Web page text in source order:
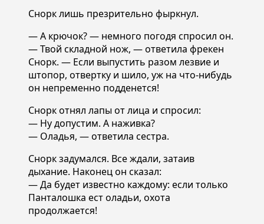
Снорк лишь презрительно фыркнул.
— А крючок? — немного погодя спросил он.
— Твой складной нож, — ответила фрекен
Снорк. — Если выпустить разом лезвие и
штопор, отвертку и шило, уж на что-нибудь
он непременно подденется!
Снорк отнял лапы от лица и спросил:
— Ну допустим. А наживка?
— Оладья, — ответила сестра.
Снорк задумался. Все ждали, затаив
дыхание. Наконец он сказал:
— Да будет известно каждому: если только
Панталошка ест оладьи, охота
продолжается!